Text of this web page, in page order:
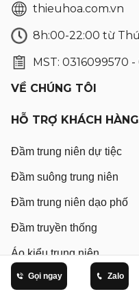
thieuhoa.com.vn
8h:00-22:00 từ
MST: 0316099570
VỀ CHÚNG TÔI
HỖ TRỢ KHÁCH HÀNG
Đầm trung niên dự tiệc
Đầm suông trung niên
Đầm trung niên dạo phố
Đầm truyền thống
Áo kiểu trung niên
Áo thun trung niên
Gọi ngay Zalo